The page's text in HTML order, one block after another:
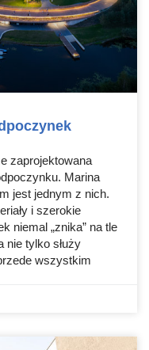
zaprojektowana
Marina
jest jednym z nich.
i szerokie
niemal „znika” na tle
nie tylko służy
wszystkim